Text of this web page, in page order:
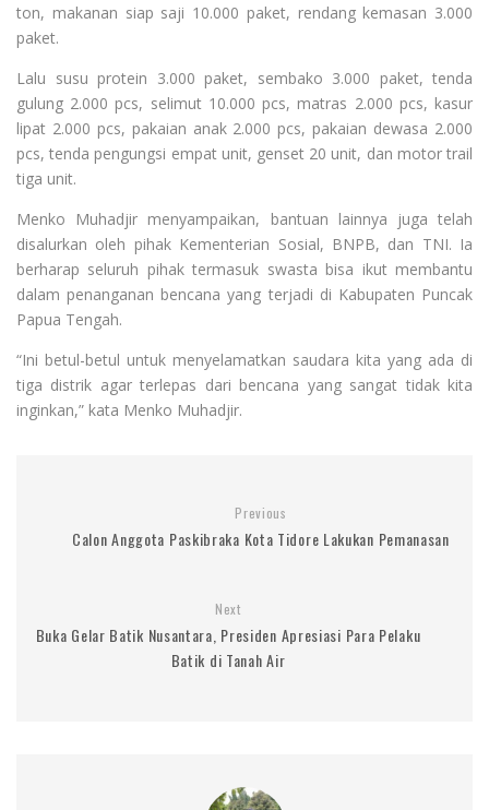
ton, makanan siap saji 10.000 paket, rendang kemasan 3.000
paket.
Lalu susu protein 3.000 paket, sembako 3.000 paket, tenda
gulung 2.000 pcs, selimut 10.000 pcs, matras 2.000 pcs, kasur
lipat 2.000 pcs, pakaian anak 2.000 pcs, pakaian dewasa 2.000
pcs, tenda pengungsi empat unit, genset 20 unit, dan motor trail
tiga unit.
Menko Muhadjir menyampaikan, bantuan lainnya juga telah
disalurkan oleh pihak Kementerian Sosial, BNPB, dan TNI. Ia
berharap seluruh pihak termasuk swasta bisa ikut membantu
dalam penanganan bencana yang terjadi di Kabupaten Puncak
Papua Tengah.
“Ini betul-betul untuk menyelamatkan saudara kita yang ada di
tiga distrik agar terlepas dari bencana yang sangat tidak kita
inginkan,” kata Menko Muhadjir.
Previous
Calon Anggota Paskibraka Kota Tidore Lakukan Pemanasan
Next
Buka Gelar Batik Nusantara, Presiden Apresiasi Para Pelaku
Batik di Tanah Air